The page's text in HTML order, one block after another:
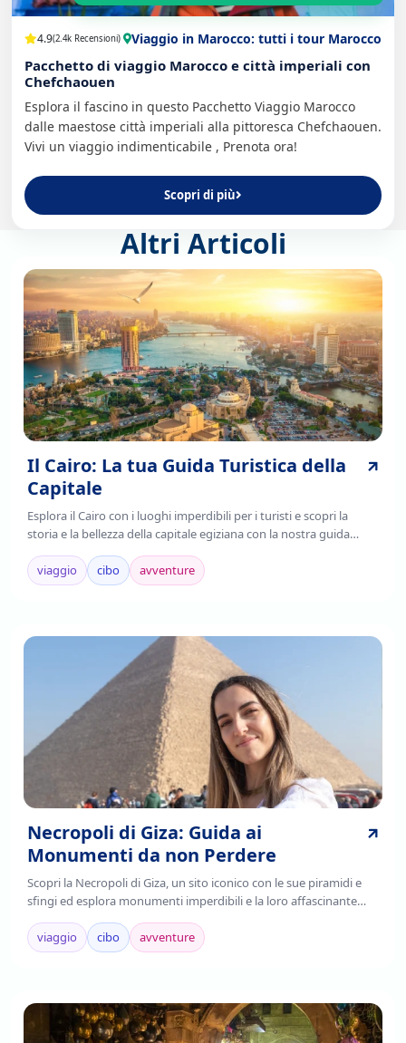
4.9(2.4k Recensioni) Viaggio in Marocco: tutti i tour Marocco
Pacchetto di viaggio Marocco e città imperiali con
Chefchaouen
Esplora il fascino in questo Pacchetto Viaggio Marocco
dalle maestose città imperiali alla pittoresca Chefchaouen.
Vivi un viaggio indimenticabile , Prenota ora!
Scopri di più
Altri Articoli
Il Cairo: La tua Guida Turistica della
Capitale
Esplora il Cairo con i luoghi imperdibili per i turisti e scopri la
storia e la bellezza della capitale egiziana con la nostra guida
completa. Leggi ora!
viaggio
cibo avventure
Necropoli di Giza: Guida ai
Monumenti da non Perdere
Scopri la Necropoli di Giza, un sito iconico con le sue piramidi e
sfingi ed esplora monumenti imperdibili e la loro affascinante
storia. Leggi di più!
viaggio
cibo avventure